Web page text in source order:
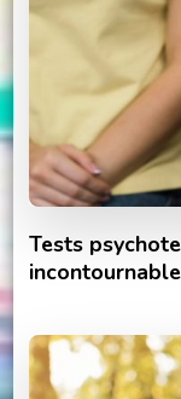
Tests